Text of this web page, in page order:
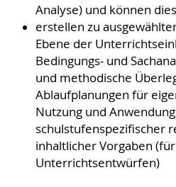
Analyse) und können
erstellen zu
Ebene der
Bedingungs- und
und methodische
Ablaufplanungen für
Nutzung und Anwendung
schulstufenspezifischer
inhaltlicher Vorgaben
Unterrichtsentwürfen)